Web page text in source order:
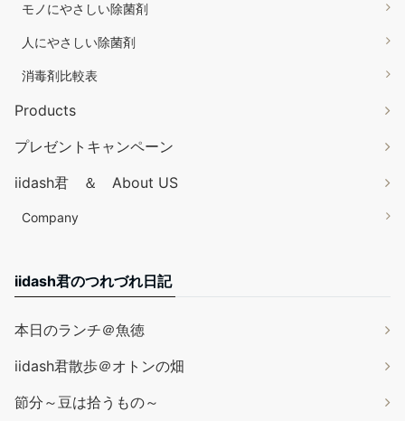
モノにやさしい除菌剤
人にやさしい除菌剤
消毒剤比較表
Products
プレゼントキャンペーン
iidash君 ＆ About US
Company
iidash君のつれづれ日記
本日のランチ＠魚徳
iidash君散歩＠オトンの畑
節分～豆は拾うもの～